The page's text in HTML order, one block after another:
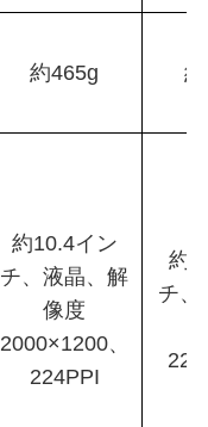
約465g
約10.4イン
チ、液晶、解
像度
2000×1200、
224PPI
約
チ、